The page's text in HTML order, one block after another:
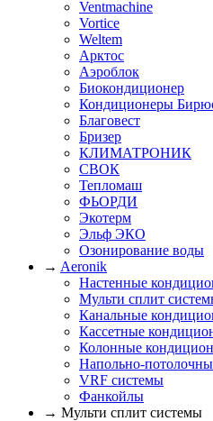
Ventmachine
Vortice
Weltem
Арктос
Аэроблок
Биокондиционер
Кондиционеры
Благовест
Бризер
КЛИМАТРОНИК
СВОК
Тепломаш
ФЬОРДИ
Экотерм
Эльф ЭКО
Озонирование воды
→ Aeronik
Настенные
Мульти сплит
Канальные
Кассетные
Колонные
Напольно-
VRF системы
Фанкойлы
→ Мульти сплит системы